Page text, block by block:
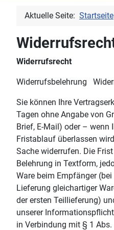
Aktuelle Seite: Startseite
Widerrufsrecht
Widerrufsbelehrung
Sie können Ihre
Tagen ohne Angabe von
Brief, E-Mail) oder – wenn
Fristablauf überlassen
Sache widerrufen. Die
Belehrung in Textform,
Ware beim Empfänger
Lieferung gleichartiger
der ersten Teillieferung)
unserer
in Verbindung mit § 1 Abs.